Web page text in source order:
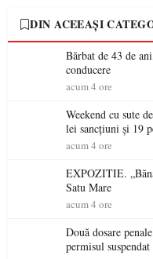
DIN ACEEAȘI
Bărbat de 43 de
conducere
acum 4 ore
Weekend cu sute
lei sancțiuni și 19
acum 4 ore
EXPOZITIE.
Satu Mare
acum 4 ore
Două dosare
permisul